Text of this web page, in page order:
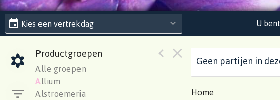
Kies een vertrekdag U
Productgroepen
Alle groepen
Allium
Alstroemeria
Geen partijen in
Home